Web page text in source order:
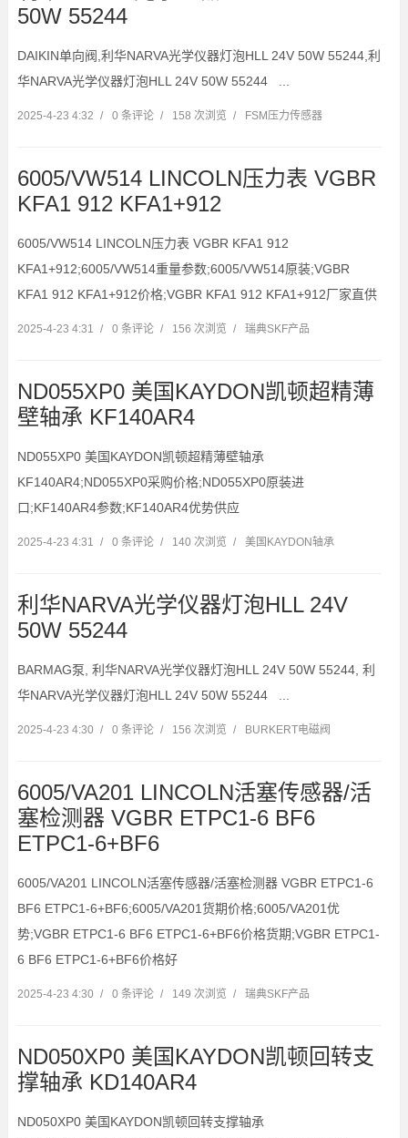
50W 55244
DAIKIN单向阀,利华NARVA光学仪器灯泡HLL 24V 50W 55244,利
华NARVA光学仪器灯泡HLL 24V 50W 55244 ...
2025-4-23 4:32 / 0 条评论 / 158 次浏览 / FSM压力传感器
6005/VW514 LINCOLN压力表 VGBR
KFA1 912 KFA1+912
6005/VW514 LINCOLN压力表 VGBR KFA1 912
KFA1+912;6005/VW514重量参数;6005/VW514原装;VGBR
KFA1 912 KFA1+912价格;VGBR KFA1 912 KFA1+912厂家直供
2025-4-23 4:31 / 0 条评论 / 156 次浏览 / 瑞典SKF产品
ND055XP0 美国KAYDON凯顿超精薄
壁轴承 KF140AR4
ND055XP0 美国KAYDON凯顿超精薄壁轴承
KF140AR4;ND055XP0采购价格;ND055XP0原装进
口;KF140AR4参数;KF140AR4优势供应
2025-4-23 4:31 / 0 条评论 / 140 次浏览 / 美国KAYDON轴承
利华NARVA光学仪器灯泡HLL 24V
50W 55244
BARMAG泵, 利华NARVA光学仪器灯泡HLL 24V 50W 55244, 利
华NARVA光学仪器灯泡HLL 24V 50W 55244 ...
2025-4-23 4:30 / 0 条评论 / 156 次浏览 / BURKERT电磁阀
6005/VA201 LINCOLN活塞传感器/活
塞检测器 VGBR ETPC1-6 BF6
ETPC1-6+BF6
6005/VA201 LINCOLN活塞传感器/活塞检测器 VGBR ETPC1-6
BF6 ETPC1-6+BF6;6005/VA201货期价格;6005/VA201优
势;VGBR ETPC1-6 BF6 ETPC1-6+BF6价格货期;VGBR ETPC1-
6 BF6 ETPC1-6+BF6价格好
2025-4-23 4:30 / 0 条评论 / 149 次浏览 / 瑞典SKF产品
ND050XP0 美国KAYDON凯顿回转支
撑轴承 KD140AR4
ND050XP0 美国KAYDON凯顿回转支撑轴承